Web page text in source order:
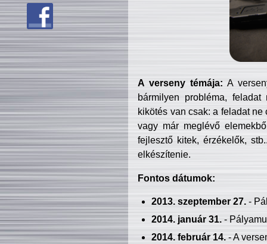
A verseny témája: A
bármilyen probléma, feladat
kikötés van csak: a feladat
vagy már meglévő
fejlesztő kitek, érzékelők,
elkészítenie.
Fontos dátumok:
2013. szeptember 27.-
2014. január 31.-
2014. február 14.- A